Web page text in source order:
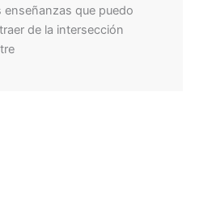
enseñanzas que puedo
de la intersección